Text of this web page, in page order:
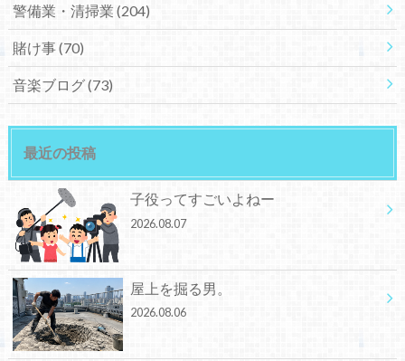
警備業・清掃業 (204)
賭け事(70)
音楽ブログ(73)
最近の投稿
子役ってすごいよねー
2026.08.07
屋上を掘る男。
2026.08.06